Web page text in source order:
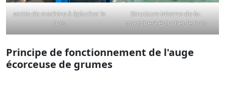
sortie de machine à éplucher le
bois
Structure-interne-de-la-
machine-à-éplucher-le-bois
Principe de fonctionnement de l'auge
écorceuse de grumes